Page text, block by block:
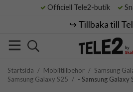
Officiell Tele2-butik
↪️ Tillbaka till
Startsida / Mobiltillbehör / Samsung
Samsung Galaxy S25 / - Samsung Galaxy